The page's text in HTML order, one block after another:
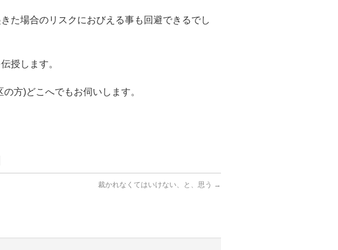
た場合のリスクにおびえる事も回避できるでし
授します。
方)どこへでもお伺いします。
裁かれなくてはいけない、と、思う →